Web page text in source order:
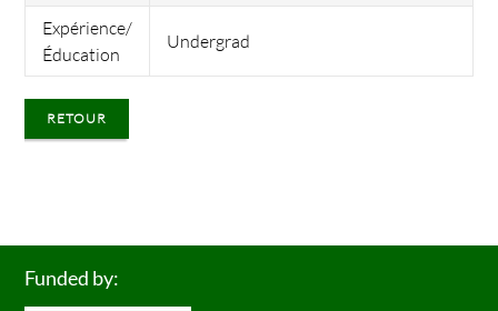
Expérience/
Éducation
Undergrad
RETOUR
Funded by: